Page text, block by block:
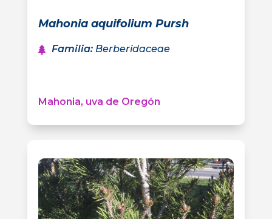
Mahonia aquifolium Pursh
Familia: Berberidaceae
Mahonia, uva de Oregón